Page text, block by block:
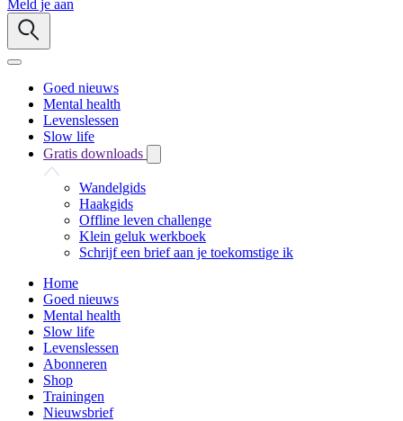
Meld je aan
Goed nieuws
Mental health
Levenslessen
Slow life
Gratis downloads
Wandelgids
Haakgids
Offline leven challenge
Klein geluk werkboek
Schrijf een brief aan je toekomstige ik
Home
Goed nieuws
Mental health
Slow life
Levenslessen
Abonneren
Shop
Trainingen
Nieuwsbrief